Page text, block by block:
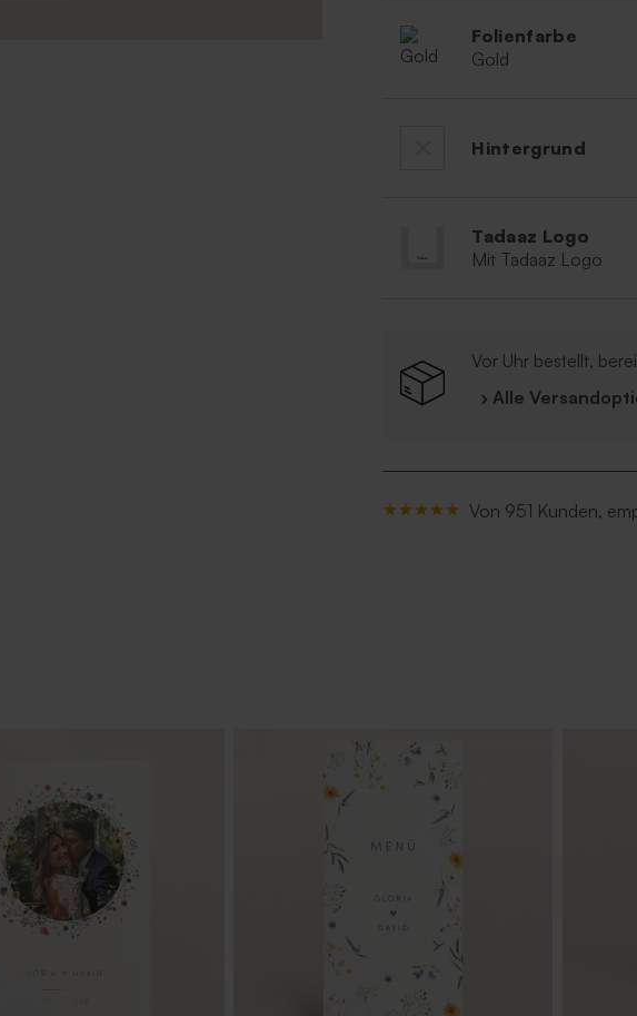
Folienfarbe
Gold
Hintergrund
Tadaaz Logo
Mit Tadaaz Logo
Vor Uhr bestellt,
› Alle
Von 951 Kunden,